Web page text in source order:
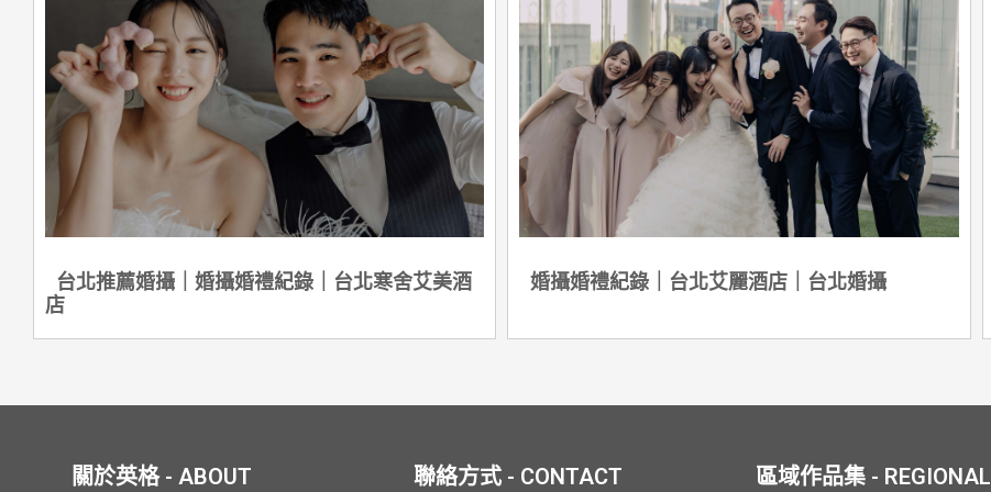
台北推薦婚攝｜婚攝婚禮紀錄｜台北寒舍艾美酒
店
婚攝婚禮紀錄｜台北艾麗酒店｜台北婚攝
關於英格 - ABOUT 聯絡方式 - CONTACT 區域作品集 - REGIONAL